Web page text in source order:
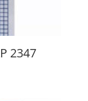
2347